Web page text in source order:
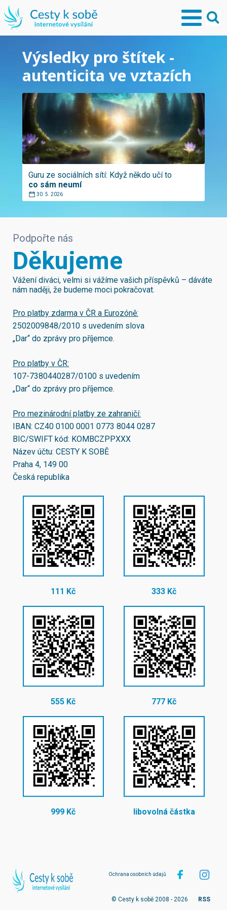
Výsledky pro štítek -
autenticita ve vztazích
Guru ze sociálních sítí: Když někdo učí to
co sám neumí
30. 5. 2026
Podpořte nás
Děkujeme
Vážení diváci, velmi si vážíme vašich příspěvků – dáváte
nám naději, že budeme moci pokračovat.
Pro platby zdarma v ČR a Eurozóně:
2502009848/2010 s uvedením slova
„Dar“ do zprávy pro příjemce.
Pro platby v ČR:
107-7380440287/0100 s uvedením
„Dar“ do zprávy pro příjemce.
Pro mezinárodní platby ze zahraničí:
IBAN: CZ40 0100 0001 0773 8044 0287
BIC/SWIFT kód: KOMBCZPPXXX
Název účtu: CESTY K SOBĚ
Praha 4, 149 00
Česká republika
111 Kč 333 Kč
555 Kč 777 Kč
999 Kč libovolná částka
Ochrana osobních údajů
© Cesty k sobě 2008 - 2026 RSS